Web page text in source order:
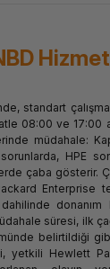
standart
08:00 ve 17:00
müdahale:
HPE
çaba gösterir.
Enterprise
donanım
süresi, ilk
belirtildiği
yetkili Hewlett